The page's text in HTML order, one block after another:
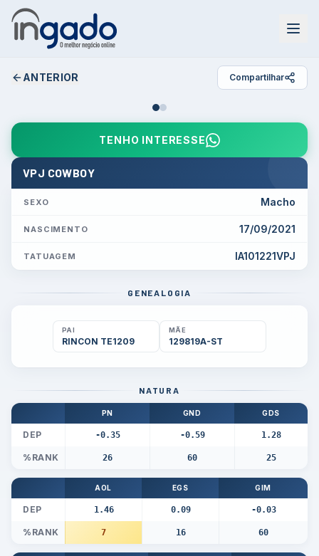
ANTERIOR Compartilhar
TENHO INTERESSE
VPJ COWBOY
SEXO Macho
NASCIMENTO 17/09/2021
TATUAGEM IA101221VPJ
GENEALOGIA
PAI
RINCON TE1209
MÃE
129819A-ST
NATURA
PN GND GDS
DEP -0.35 -0.59 1.28
%RANK 26 60 25
AOL EGS GIM
DEP 1.46 0.09 -0.03
%RANK 7 16 60